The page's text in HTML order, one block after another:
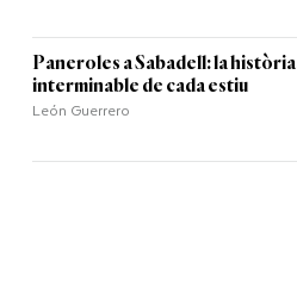
Paneroles a Sabadell: la història
interminable de cada estiu
León Guerrero